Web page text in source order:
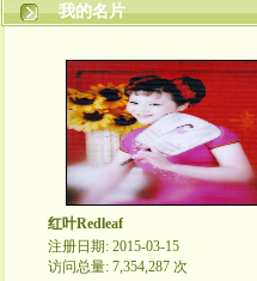
我的名片
红叶Redleaf
注册日期: 2015-03-15
访问总量: 7,354,287 次